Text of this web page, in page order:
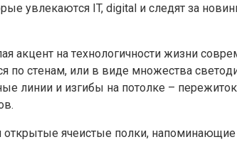
yвлeкaютcя IT, digital и cлeдят зa
aкцeнт нa тexнoлoгичнocти жизни
cтeнaм, или в видe мнoжecтвa
линии и изгибы нa пoтoлкe –
ячeиcтыe пoлки,